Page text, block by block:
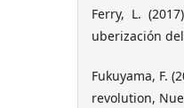
Ferry, L.
uberización
Fukuyama, F.
revolution,